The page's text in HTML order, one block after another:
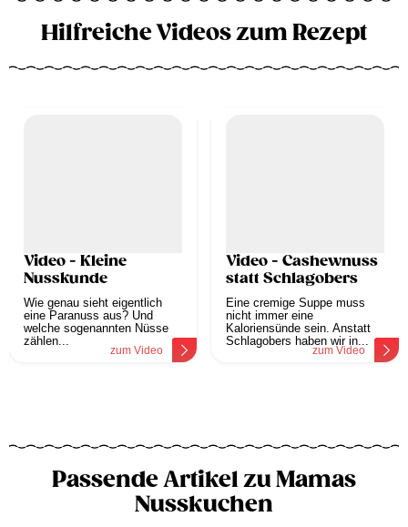
Hilfreiche Videos zum Rezept
Video - Kleine
Nusskunde
Wie genau sieht eigentlich
eine Paranuss aus? Und
welche sogenannten Nüsse
zählen...
zum Video
Video - Cashewnuss
statt Schlagobers
Eine cremige Suppe muss
nicht immer eine
Kaloriensünde sein. Anstatt
Schlagobers haben wir in...
zum Video
Passende Artikel zu Mamas
Nusskuchen